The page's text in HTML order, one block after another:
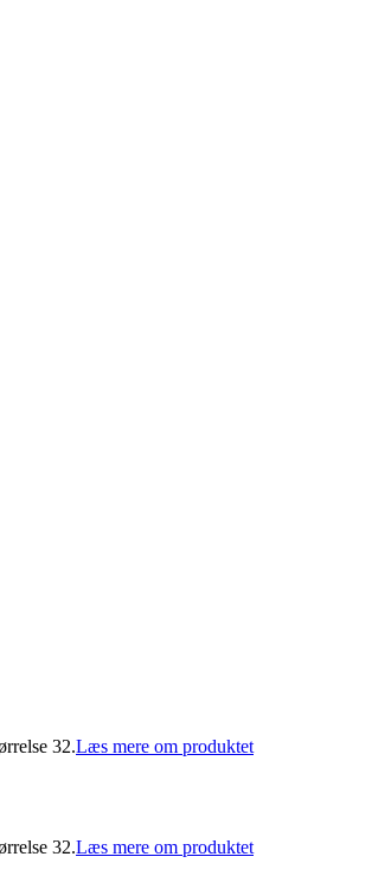
32.Læs mere om produktet
32.Læs mere om produktet